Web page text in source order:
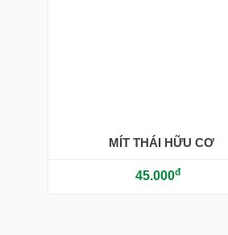
MÍT THÁI HỮU CƠ
45.000đ